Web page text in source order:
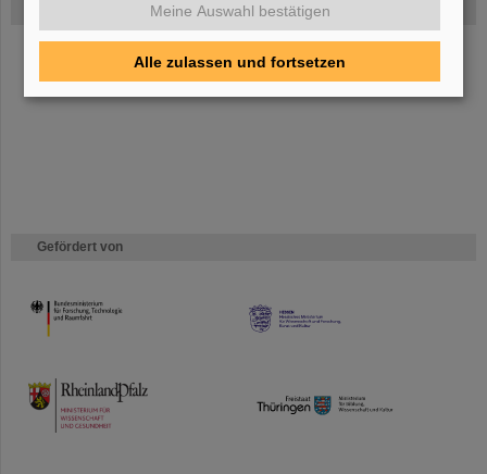
Gefördert von
HMWK
TMWWDG
Meine Auswahl bestätigen
Alle zulassen und fortsetzen